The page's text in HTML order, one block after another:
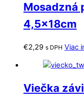
Mosadzná
4,5x18cm
€2,29 s DPH Viac
Viečka